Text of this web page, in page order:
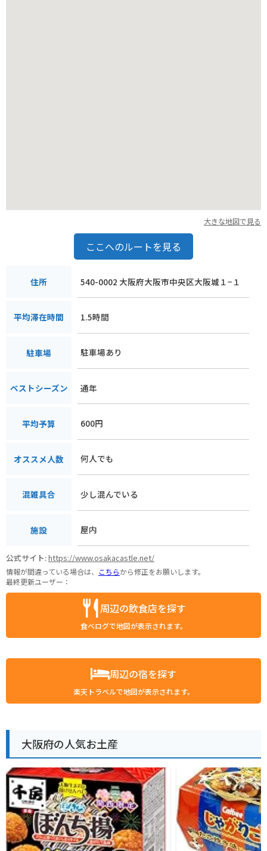
大きな地図で見る
ここへのルートを見る
住所 540-0002 大阪府大阪市中央区大阪城１−１
平均滞在時間 1.5時間
駐車場 駐車場あり
ベストシーズン 通年
平均予算 600円
オススメ人数 何人でも
混雑具合 少し混んでいる
施設 屋内
公式サイト:https://www.osakacastle.net/
情報が間違っている場合は、 こちらから修正をお願いします。
最終更新ユーザー：
周辺の飲食店を探す
食べログで地図が表示されます。
周辺の宿を探す
楽天トラベルで地図が表示されます。
大阪府の人気お土産